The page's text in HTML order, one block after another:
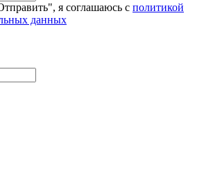
я соглашаюсь с политикой
данных